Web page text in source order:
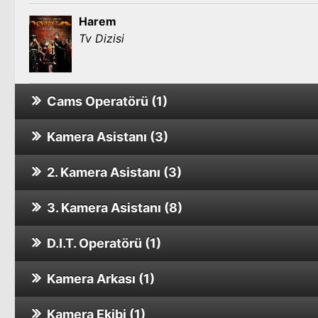
Harem
Tv Dizisi
Cams Operatörü (1)
Çok Uzak Fazla Yakın
Sinema Filmi
Kamera Asistanı (3)
Sen Aydınlatırsın Geceyi
Sinema Filmi
Selam
Sinema Filmi
2. Kamera Asistanı (3)
Neva
Sinema Filmi
İkizler Firarda
Sinema Filmi
3. Kamera Asistanı (8)
Kral Yolu - Olba Krallığı
Sinema Filmi
D.I.T. Operatörü (1)
Celal Tan ve Ailesinin Aşırı Acıklı Hikayesi
Sinema Filmi
Kamera Arkası (1)
Gecenin Kanatları
Kamera Ekibi (1)